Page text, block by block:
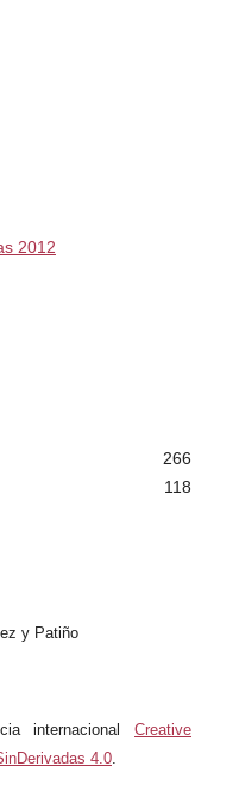
2012
266
118
y Patiño
internacionalCreative
4.0.